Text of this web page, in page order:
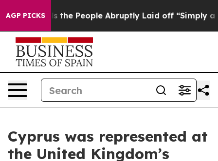
AGP PICKS
Calls the People Abruptly Laid off “Simply a Math
Cyprus was represented at
the United Kingdom’s